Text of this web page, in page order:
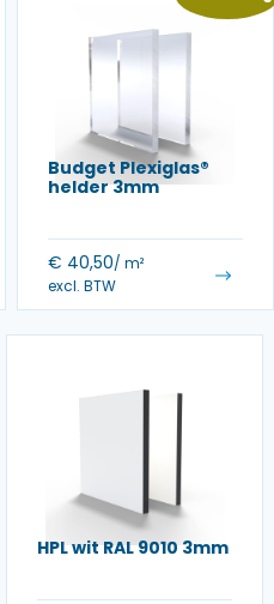
Budget Plexiglas®
helder 3mm
€ 40,50/ m²
excl. BTW
HPL wit RAL 9010 3mm